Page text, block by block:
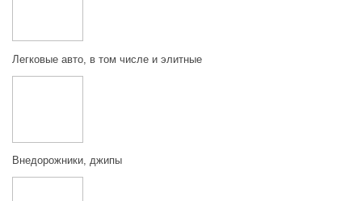
Легковые авто, в том числе и элитные
Внедорожники, джипы